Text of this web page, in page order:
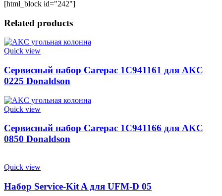
[html_block id="242"]
Related products
Quick view
Сервисный набор Carepac 1C941161 для AKC
0225 Donaldson
Quick view
Сервисный набор Carepac 1C941166 для AKC
0850 Donaldson
Quick view
Набор Service-Kit A для UFM-D 05